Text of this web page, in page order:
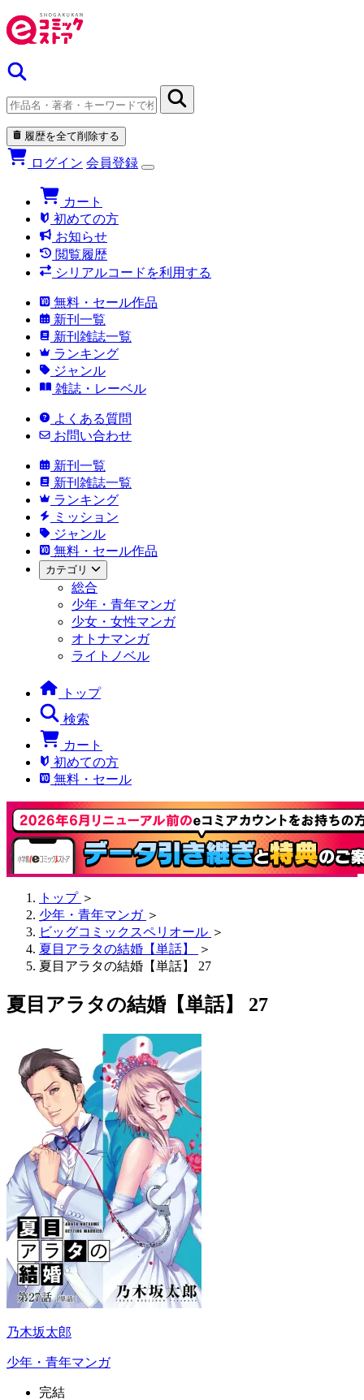
履歴を全て削除する
ログイン 会員登録
カート
初めての方
お知らせ
閲覧履歴
シリアルコードを利用する
無料・セール作品
新刊一覧
新刊雑誌一覧
ランキング
ジャンル
雑誌・レーベル
よくある質問
お問い合わせ
新刊一覧
新刊雑誌一覧
ランキング
ミッション
ジャンル
無料・セール作品
カテゴリ
総合
少年・青年マンガ
少女・女性マンガ
オトナマンガ
ライトノベル
トップ
検索
カート
初めての方
無料・セール
トップ ＞
少年・青年マンガ ＞
ビッグコミックスペリオール ＞
夏目アラタの結婚【単話】
＞
夏目アラタの結婚【単話】 27
夏目アラタの結婚【単話】 27
乃木坂太郎
少年・青年マンガ
完結